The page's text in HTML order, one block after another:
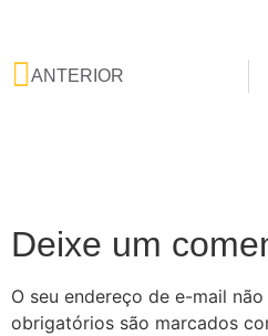
ANTERIOR
Deixe um
O seu endereço de e-mail
obrigatórios são marcados